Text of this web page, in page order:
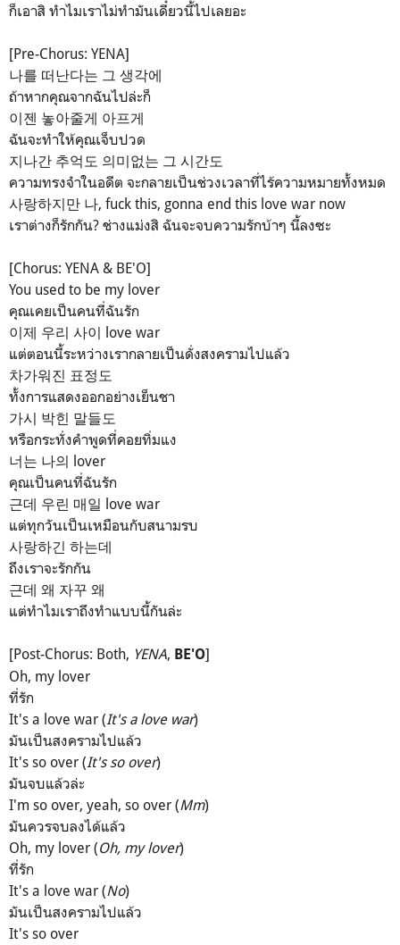
ก็เอาสิ ทำไมเราไม่ทำมันเดี๋ยวนี้ไปเลยอะ
[Pre-Chorus: YENA]
나를 떠난다는 그 생각에
ถ้าหากคุณจากฉันไปล่ะก็
이젠 놓아줄게 아프게
ฉันจะทำให้คุณเจ็บปวด
지나간 추억도 의미없는 그 시간도
ความทรงจำในอดีต จะกลายเป็นช่วงเวลาที่ไร้ความหมายทั้งหมด
사랑하지만 나, fuck this, gonna end this love war now
เราต่างก็รักกัน? ช่างแม่งสิ ฉันจะจบความรักบ้าๆ นี้ลงซะ
[Chorus: YENA & BE'O]
You used to be my lover
คุณเคยเป็นคนที่ฉันรัก
이제 우리 사이 love war
แต่ตอนนี้ระหว่างเรากลายเป็นดั่งสงครามไปแล้ว
차가워진 표정도
ทั้งการแสดงออกอย่างเย็นชา
가시 박힌 말들도
หรือกระทั่งคำพูดที่คอยทิ่มแง
너는 나의 lover
คุณเป็นคนที่ฉันรัก
근데 우린 매일 love war
แต่ทุกวันเป็นเหมือนกับสนามรบ
사랑하긴 하는데
ถึงเราจะรักกัน
근데 왜 자꾸 왜
แต่ทำไมเราถึงทำแบบนี้กันล่ะ
[Post-Chorus: Both, YENA, BE'O]
Oh, my lover
ที่รัก
It's a love war (It's a love war)
มันเป็นสงครามไปแล้ว
It's so over (It's so over)
มันจบแล้วล่ะ
I'm so over, yeah, so over (Mm)
มันควรจบลงได้แล้ว
Oh, my lover (Oh, my lover)
ที่รัก
It's a lovе war (No)
มันเป็นสงครามไปแล้ว
It's so over